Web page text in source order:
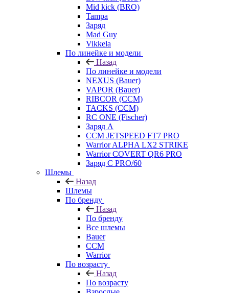
Mid kick (BRO)
Tampa
Заряд
Mad Guy
Vikkela
По линейке и модели
Назад
По линейке и модели
NEXUS (Bauer)
VAPOR (Bauer)
RIBCOR (CCM)
TACKS (CCM)
RC ONE (Fischer)
Заряд А
CCM JETSPEED FT7 PRO
Warrior ALPHA LX2 STRIKE
Warrior COVERT QR6 PRO
Заряд С PRO/60
Шлемы
Назад
Шлемы
По бренду
Назад
По бренду
Все шлемы
Bauer
CCM
Warrior
По возрасту
Назад
По возрасту